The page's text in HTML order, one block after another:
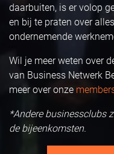
daarbuiten, is er volop
en bij te praten over
ondernemende
Wil je meer weten over
van Business Netwerk
meer over onze
*Andere businessclubs
de bijeenkomsten.